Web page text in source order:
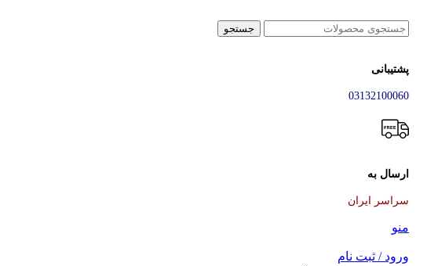
جستجو
پشتیبانی
03132100060
ارسال به
سراسر ایران
منو
ورود / ثبت نام